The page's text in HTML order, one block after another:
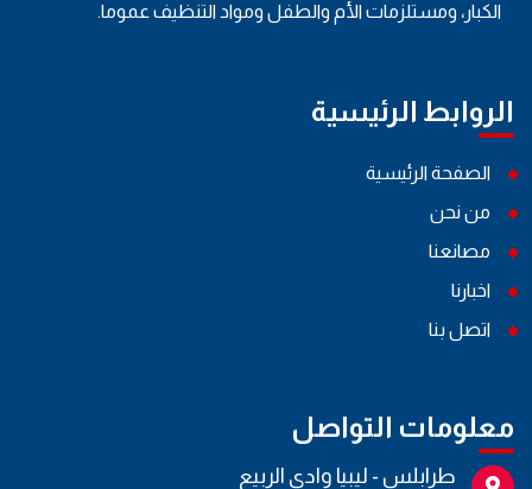
الكبار، ومستلزمات الأم والطفل ومواد التنظيف عموما.
الروابط الرئيسية
الصفحة الرئيسية
من نحن
مصانعنا
اخبارنا
اتصل بنا
معلومات التواصل
طرابلس - ليبيا وادي الربيع